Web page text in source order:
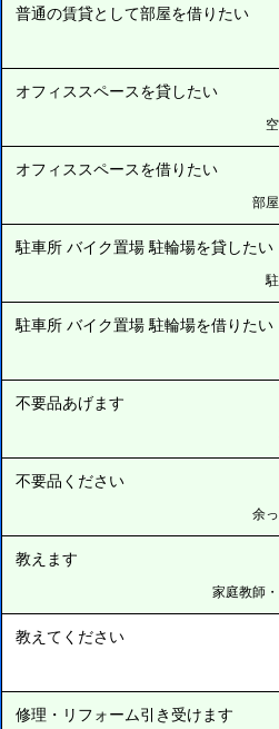
普通の賃貸として部屋を借りたい
オフィススペースを貸したい
オフィススペースを借りたい
部
駐車所 バイク置場 駐輪場を貸したい
駐車所 バイク置場 駐輪場を借りたい
不要品あげます
不要品ください
余
教えます
家庭教師
教えてください
修理・リフォーム引き受けます